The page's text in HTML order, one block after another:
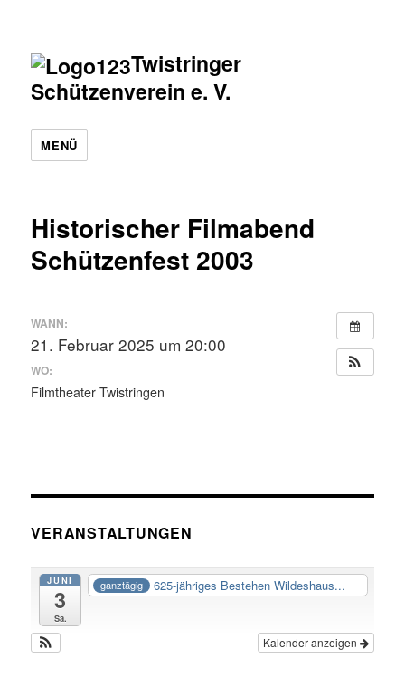
Twistringer
Schützenverein e. V.
MENÜ
Historischer Filmabend
Schützenfest 2003
WANN:
21. Februar 2025 um 20:00
WO:
Filmtheater Twistringen
VERANSTALTUNGEN
JUNI
3
Sa.
ganztägig 625-jähriges Bestehen Wildeshaus...
Kalender anzeigen